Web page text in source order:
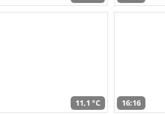
11,1 °C 16:16